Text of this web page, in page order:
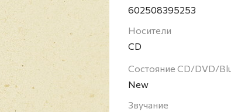
просветительской и
первый (после 26-
602508395253
Носители
CD
Состояние CD/DVD/
New
Звучание